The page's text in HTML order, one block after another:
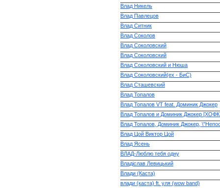
Влад Никель
Влад Павлецов
Влад Ситник
Влад Соколов
Влад Соколовский
Влад Соколовский
Влад Соколовский и Нюша
Влад Соколовский(ех - БиС)
Влад Сташевский
Влад Топалов
Влад Топалов VT feat. Доминик Джокер
Влад Топалов и Доминик Джокер
Влад Топалов, Доминик Джокер,
Влад Цой Виктор Цой
Влад Ясень
ВЛАД-Люблю тебя одну
Владіслав Левицький
Влади (Каста)
влади (каста) ft. уля (wow band)